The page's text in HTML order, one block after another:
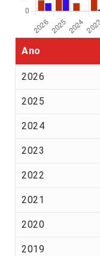
Ano
2026
2025
2024
2023
2022
2021
2020
2019